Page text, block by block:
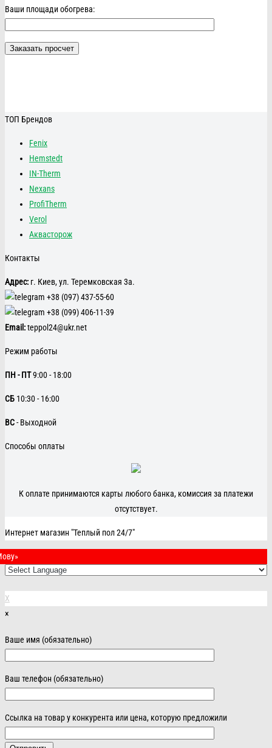
Ваши площади обогрева:
ТОП Брендов
Fenix
Hemstedt
IN-Therm
Nexans
ProfiTherm
Verol
Аквасторож
Контакты
Адрес: г. Киев, ул. Теремковская 3а.
+38 (097) 437-55-60
+38 (099) 406-11-39
Email:teppol24@ukr.net
Режим работы
ПН - ПТ9:00 - 18:00
CБ 10:30 - 16:00
ВС- Выходной
Способы оплаты
К оплате принимаются карты любого банка, комиссия за платежи
отсутствует.
Интернет магазин "Теплый пол 24/7"
X
×
Ваше имя (обязательно)
Ваш телефон (обязательно)
Ссылка на товар у конкурента или цена, которую предложили